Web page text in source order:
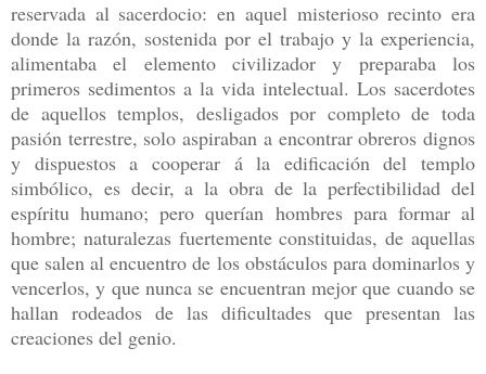
reservada al sacerdocio: en aquel misterioso recinto era
donde la razón, sostenida por el trabajo y la experiencia,
alimentaba el elemento civilizador y preparaba los
primeros sedimentos a la vida intelectual. Los sacerdotes
de aquellos templos, desligados por completo de toda
pasión terrestre, solo aspiraban a encontrar obreros dignos
y dispuestos a cooperar á la edificación del templo
simbólico, es decir, a la obra de la perfectibilidad del
espíritu humano; pero querían hombres para formar al
hombre; naturalezas fuertemente constituidas, de aquellas
que salen al encuentro de los obstáculos para dominarlos y
vencerlos, y que nunca se encuentran mejor que cuando se
hallan rodeados de las dificultades que presentan las
creaciones del genio.